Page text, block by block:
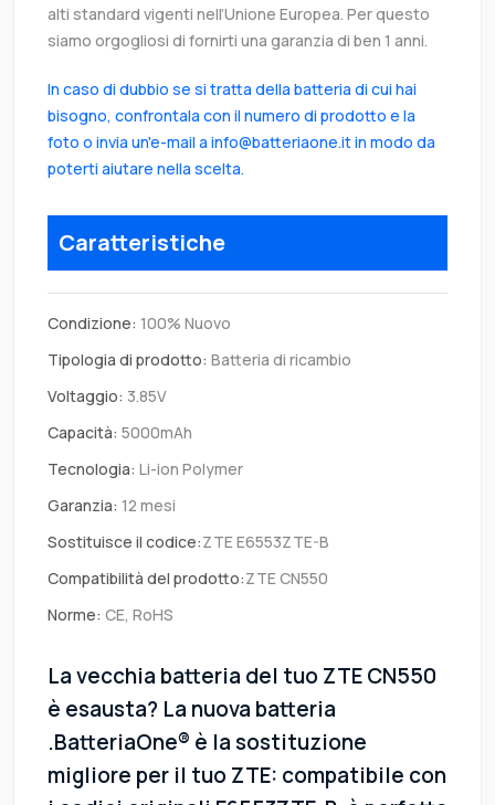
alti standard vigenti nell’Unione Europea. Per questo
siamo orgogliosi di fornirti una garanzia di ben 1 anni.
In caso di dubbio se si tratta della batteria di cui hai
bisogno, confrontala con il numero di prodotto e la
foto o invia un'e-mail a info@batteriaone.it in modo da
poterti aiutare nella scelta.
Caratteristiche
Condizione: 100% Nuovo
Tipologia di prodotto: Batteria di ricambio
Voltaggio: 3.85V
Capacità: 5000mAh
Tecnologia: Li-ion Polymer
Garanzia: 12 mesi
Sostituisce il codice:ZTE E6553ZTE-B
Compatibilità del prodotto:ZTE CN550
Norme: CE, RoHS
La vecchia batteria del tuo ZTE CN550
è esausta? La nuova batteria
.BatteriaOne® è la sostituzione
migliore per il tuo ZTE: compatibile con